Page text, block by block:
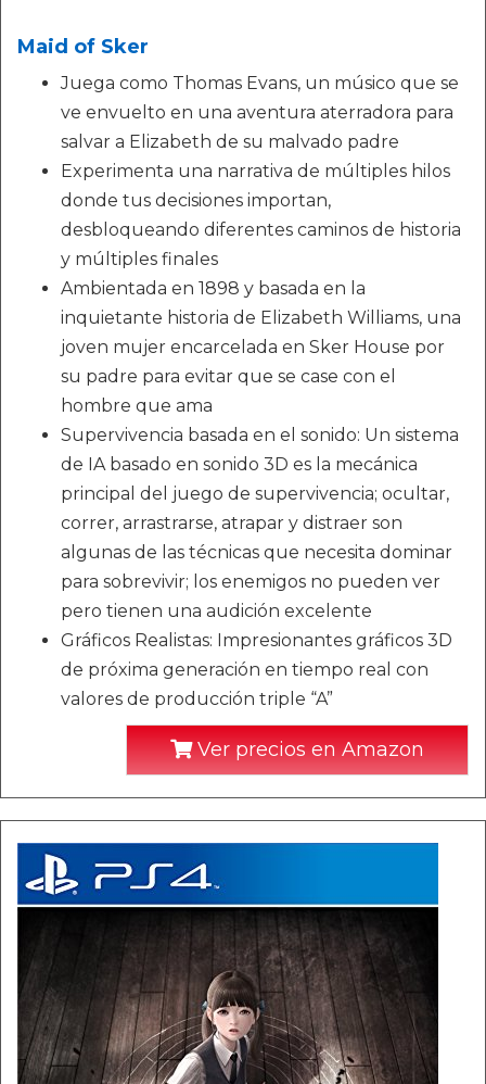
Maid of Sker
Juega como Thomas Evans, un músico que se
ve envuelto en una aventura aterradora para
salvar a Elizabeth de su malvado padre
Experimenta una narrativa de múltiples hilos
donde tus decisiones importan,
desbloqueando diferentes caminos de historia
y múltiples finales
Ambientada en 1898 y basada en la
inquietante historia de Elizabeth Williams, una
joven mujer encarcelada en Sker House por
su padre para evitar que se case con el
hombre que ama
Supervivencia basada en el sonido: Un sistema
de IA basado en sonido 3D es la mecánica
principal del juego de supervivencia; ocultar,
correr, arrastrarse, atrapar y distraer son
algunas de las técnicas que necesita dominar
para sobrevivir; los enemigos no pueden ver
pero tienen una audición excelente
Gráficos Realistas: Impresionantes gráficos 3D
de próxima generación en tiempo real con
valores de producción triple “A”
Ver precios en Amazon